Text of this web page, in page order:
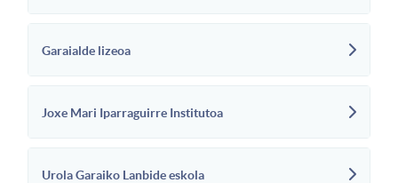
Garaialde lizeoa
Joxe Mari Iparraguirre Institutoa
Urola Garaiko Lanbide eskola